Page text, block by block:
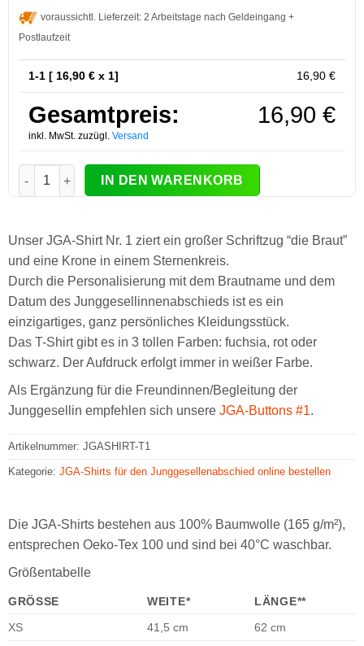
voraussichtl. Lieferzeit: 2 Arbeitstage nach Geldeingang +
Postlaufzeit
1-1 [ 16,90€ x 1] 16,90€
Gesamtpreis:
inkl. MwSt. zuzügl. Versand
16,90 €
JGA T-Shirt Braut Krone #1 personalisiert Menge
IN DEN WARENKORB
Unser JGA-Shirt Nr. 1 ziert ein großer Schriftzug “die Braut”
und eine Krone in einem Sternenkreis.
Durch die Personalisierung mit dem Brautname und dem
Datum des Junggesellinnenabschieds ist es ein
einzigartiges, ganz persönliches Kleidungsstück.
Das T-Shirt gibt es in 3 tollen Farben: fuchsia, rot oder
schwarz. Der Aufdruck erfolgt immer in weißer Farbe.
Als Ergänzung für die Freundinnen/Begleitung der
Junggesellin empfehlen sich unsere JGA-Buttons #1.
Artikelnummer: JGASHIRT-T1
Kategorie: JGA-Shirts für den Junggesellenabschied online bestellen
Die JGA-Shirts bestehen aus 100% Baumwolle (165 g/m²),
entsprechen Oeko-Tex 100 und sind bei 40°C waschbar.
Größentabelle
GRÖSSE WEITE*
LÄNGE**
XS
41,5 cm 62 cm